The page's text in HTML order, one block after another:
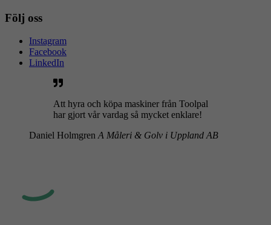
Följ oss
Instagram
Facebook
LinkedIn
Att hyra och köpa maskiner från Toolpal
har gjort vår vardag så mycket enklare!
Daniel Holmgren A Måleri & Golv i Uppland AB